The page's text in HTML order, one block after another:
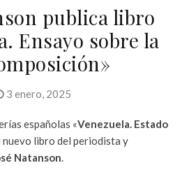
publica libro
Ensayo sobre la
3 enero, 2025
españolas «Venezuela. Estado
nuevo libro del periodista y
Natanson.